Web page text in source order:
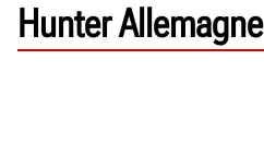
Hunter Allemagne